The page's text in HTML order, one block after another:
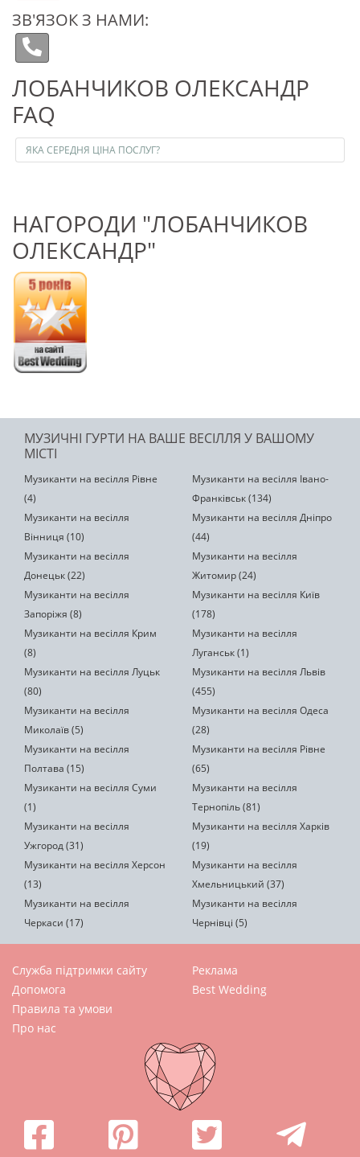
ЗВ'ЯЗОК З НАМИ:
ЛОБАНЧИКОВ ОЛЕКСАНДР
FAQ
ЯКА СЕРЕДНЯ ЦІНА ПОСЛУГ?
НАГОРОДИ "ЛОБАНЧИКОВ
ОЛЕКСАНДР"
МУЗИЧНІ ГУРТИ НА ВАШЕ ВЕСІЛЛЯ У ВАШОМУ
МІСТІ
Музиканти на весілля Рівне
(4)
Музиканти на весілля Івано-
Франківськ (134)
Музиканти на весілля
Вінниця (10)
Музиканти на весілля Дніпро
(44)
Музиканти на весілля
Донецьк (22)
Музиканти на весілля
Житомир (24)
Музиканти на весілля
Запоріжя (8)
Музиканти на весілля Київ
(178)
Музиканти на весілля Крим
(8)
Музиканти на весілля
Луганськ (1)
Музиканти на весілля Луцьк
(80)
Музиканти на весілля Львів
(455)
Музиканти на весілля
Миколаїв (5)
Музиканти на весілля Одеса
(28)
Музиканти на весілля
Полтава (15)
Музиканти на весілля Рівне
(65)
Музиканти на весілля Суми
(1)
Музиканти на весілля
Тернопіль (81)
Музиканти на весілля
Ужгород (31)
Музиканти на весілля Харків
(19)
Музиканти на весілля Херсон
(13)
Музиканти на весілля
Хмельницький (37)
Музиканти на весілля
Черкаси (17)
Музиканти на весілля
Чернівці (5)
Служба підтримки сайту
Допомога
Правила та умови
Про нас
Реклама
Best Wedding